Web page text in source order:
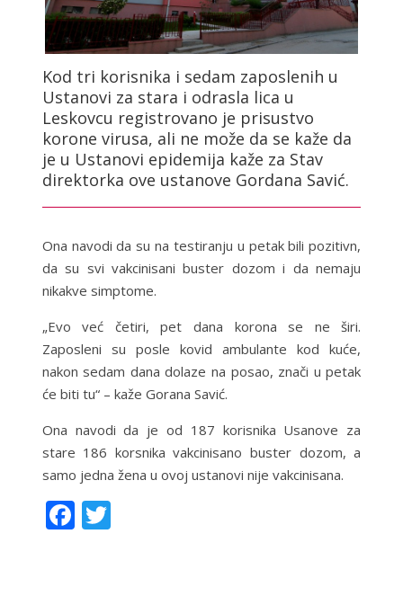
Kod tri korisnika i sedam zaposlenih u
Ustanovi za stara i odrasla lica u
Leskovcu registrovano je prisustvo
korone virusa, ali ne može da se kaže da
je u Ustanovi epidemija kaže za Stav
direktorka ove ustanove Gordana Savić.
Ona navodi da su na testiranju u petak bili pozitivn,
da su svi vakcinisani buster dozom i da nemaju
nikakve simptome.
„Evo već četiri, pet dana korona se ne širi.
Zaposleni su posle kovid ambulante kod kuće,
nakon sedam dana dolaze na posao, znači u petak
će biti tu“ – kaže Gorana Savić.
Ona navodi da je od 187 korisnika Usanove za
stare 186 korsnika vakcinisano buster dozom, a
samo jedna žena u ovoj ustanovi nije vakcinisana.
F T